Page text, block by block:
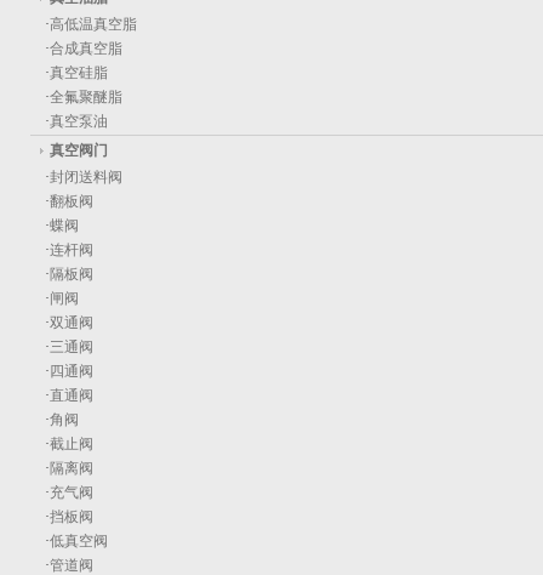
·高低温真空脂
·合成真空脂
·真空硅脂
·全氟聚醚脂
·真空泵油
真空阀门
·封闭送料阀
·翻板阀
·蝶阀
·连杆阀
· 隔板阀
·闸阀
·双通阀
·三通阀
· 四通阀
·直通阀
·角阀
·截止阀
· 隔离阀
·充气阀
·挡板阀
·低真空阀
·管道阀